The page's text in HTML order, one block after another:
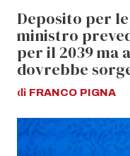
Deposito per
ministro
per il 2039 ma
dovrebbe
di FRANCO PIGNA